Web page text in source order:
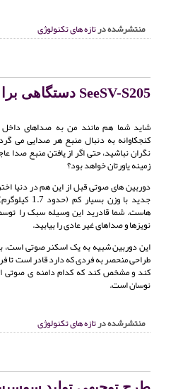
منتشرشده درتازه های تکنولوژی
SeeSV-S205 دستگاهی برا تشخیص نویز
شاید شما هم مانند من به صداهای
کنجکاوانه به دنبال منبع هر صدایی می
نگران نباشید، حتی اگر از یافتن منبع صدا
زمینه یاورتان خواهد بود؟
دوربین های صوتی قبل از این هم در دنیا
جدید با وزن
هاست. شما قادرید این وسیله سبک را
نویزها و صداهای غیر عادی را بیابید.
این دوربین شبیه به یک اسکنر صوتی است،
طراحی منحصر به فردی که دارد قادر است تا
کند و مشخص کند که کدام دامنه ی صوتی
نوسان است.
منتشرشده درتازه های تکنولوژی